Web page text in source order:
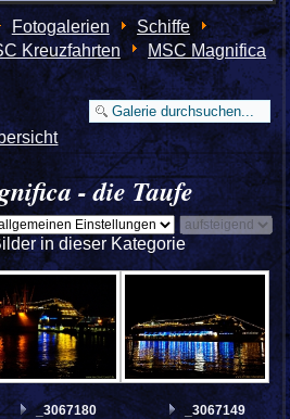
Fotogalerien
Schiffe
Kreuzfahrten
MSC Magnifica
- die Taufe
in dieser Kategorie
_3067180
_3067149